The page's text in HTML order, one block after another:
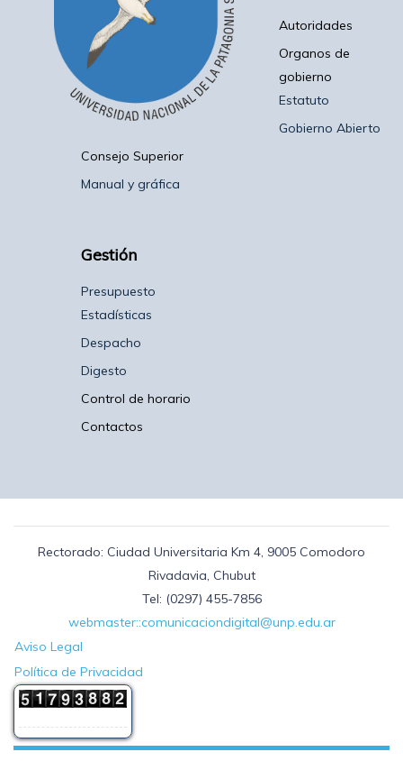
Autoridades
Organos de
gobierno
Estatuto
Gobierno Abierto
Consejo Superior
Manual y gráfica
Gestión
Presupuesto
Estadísticas
Despacho
Digesto
Control de horario
Contactos
Rectorado: Ciudad Universitaria Km 4, 9005 Comodoro
Rivadavia, Chubut
Tel: (0297) 455-7856
webmaster::comunicaciondigital@unp.edu.ar
Aviso Legal
Política de Privacidad